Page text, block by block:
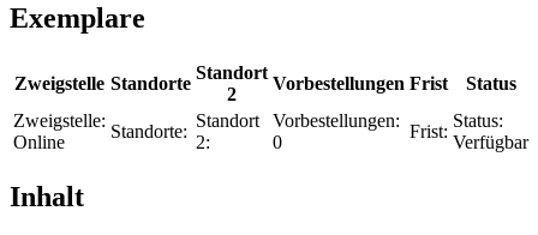
Exemplare
Zweigstelle Standorte
Standort
2
Vorbestellungen Frist
Status
Zweigstelle:
Online
Standorte:
Standort
2:
Vorbestellungen:
0
Frist:
Status:
Verfügbar
Inhalt